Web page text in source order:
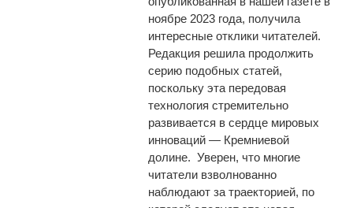
ноябре 2023 года, получила
интересные отклики читателей.
Редакция решила продолжить
серию подобных статей,
поскольку эта передовая
технология стремительно
развивается в сердце мировых
инноваций — Кремниевой
долине. Уверен, что многие
читатели взволнованно
наблюдают за траекторией, по